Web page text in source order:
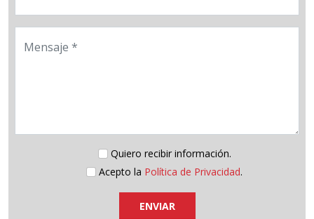
Quiero recibir información.
Acepto la Política de Privacidad.
ENVIAR